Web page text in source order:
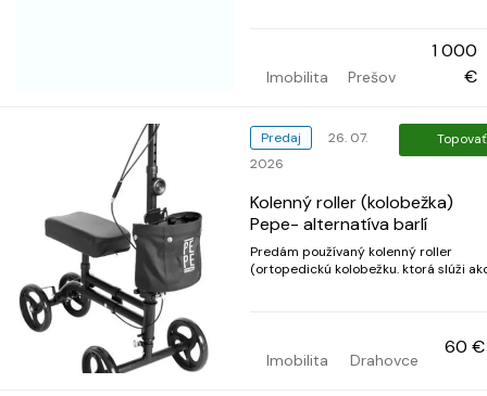
https://www. tualmed. sk/elektricke-
polohovacie-postele/elektricka-reha...
Imobilita Prešov
1 000
€
Predaj
26. 07.
2026
Topovať
Kolenný roller (kolobežka)
Pepe- alternatíva barlí
Predám používaný kolenný roller
(ortopedickú kolobežku. ktorá slúži
zaťažovania chorej nohy. Opierka na
koleno je vo výbornom stave...
Imobilita Drahovce
60 €